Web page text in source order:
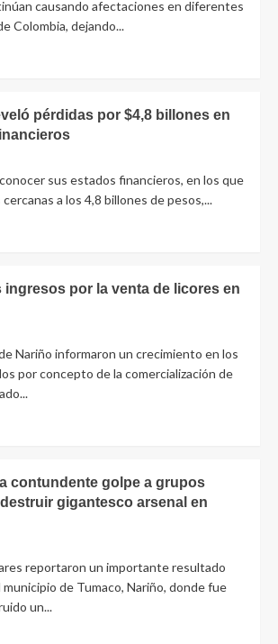
causando afectaciones en diferentes
Colombia, dejando...
pérdidas por $4,8 billones en
sus estados financieros, en los que
a los 4,8 billones de pesos,...
ingresos por la venta de licores en
Nariño informaron un crecimiento en los
por concepto de la comercialización de
contundente golpe a grupos
gigantesco arsenal en
reportaron un importante resultado
de Tumaco, Nariño, donde fue
un...